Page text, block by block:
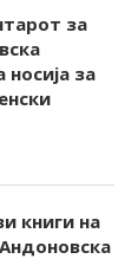
за
за
книги на